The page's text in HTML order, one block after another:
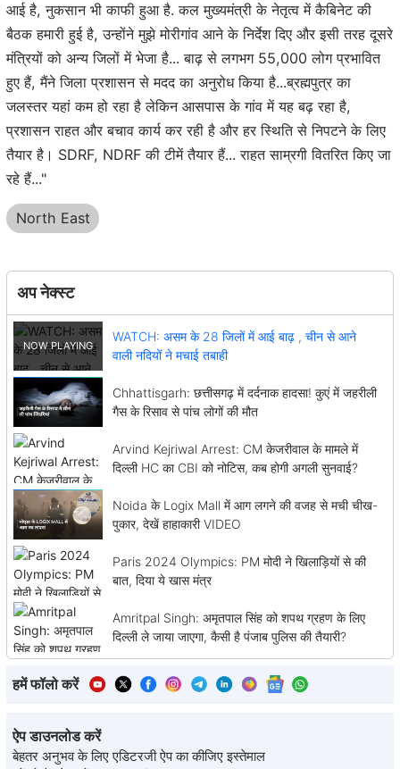
आई है, नुकसान भी काफी हुआ है. कल मुख्यमंत्री के नेतृत्व में कैबिनेट की
बैठक हमारी हुई है, उन्होंने मुझे मोरीगांव आने के निर्देश दिए और इसी तरह दूसरे
मंत्रियों को अन्य जिलों में भेजा है... बाढ़ से लगभग 55,000 लोग प्रभावित
हुए हैं, मैंने जिला प्रशासन से मदद का अनुरोध किया है...ब्रह्मपुत्र का
जलस्तर यहां कम हो रहा है लेकिन आसपास के गांव में यह बढ़ रहा है,
प्रशासन राहत और बचाव कार्य कर रही है और हर स्थिति से निपटने के लिए
तैयार है। SDRF, NDRF की टीमें तैयार हैं... राहत साम्रगी वितरित किए जा
रहे हैं..."
North East
अप नेक्स्ट
WATCH: असम के 28 जिलों में आई बाढ़ , चीन से आने
वाली नदियों ने मचाई तबाही
Chhattisgarh: छत्तीसगढ़ में दर्दनाक हादसा! कुएं में जहरीली
गैस के रिसाव से पांच लोगों की मौत
Arvind Kejriwal Arrest: CM केजरीवाल के मामले में
दिल्ली HC का CBI को नोटिस, कब होगी अगली सुनवाई?
Noida के Logix Mall में आग लगने की वजह से मची चीख-
पुकार, देखें हाहाकारी VIDEO
Paris 2024 Olympics: PM मोदी ने खिलाड़ियों से की
बात, दिया ये खास मंत्र
Amritpal Singh: अमृतपाल सिंह को शपथ ग्रहण के लिए
दिल्ली ले जाया जाएगा, कैसी है पंजाब पुलिस की तैयारी?
हमें फॉलो करें
ऐप डाउनलोड करें
बेहतर अनुभव के लिए एडिटरजी ऐप का कीजिए इस्तेमाल